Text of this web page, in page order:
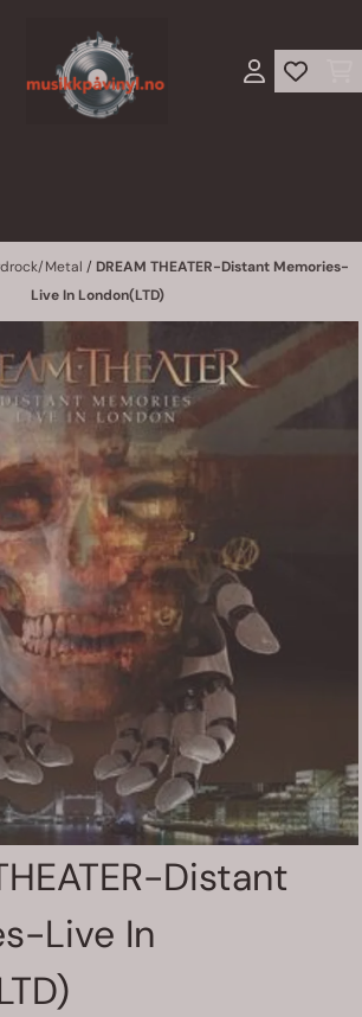
Metal / DREAM THEATER-Distant Memories-
Live In London(LTD)
Distant
Live In